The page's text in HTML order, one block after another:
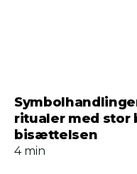
ritualer med stor
bisættelsen
4 min